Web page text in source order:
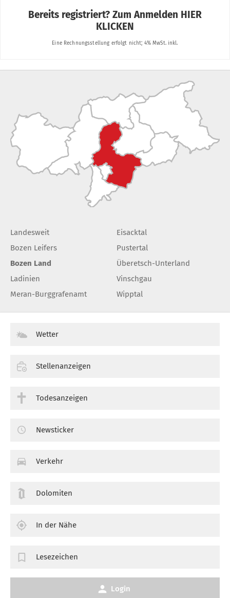
Landesweit
Bozen Leifers
Bozen Land
Ladinien
Meran-Burggrafenamt
Eisacktal
Pustertal
Überetsch-Unterland
Vinschgau
Wipptal
Wetter
Stellenanzeigen
Todesanzeigen
Newsticker
Verkehr
Dolomiten
In der Nähe
Lesezeichen
Login